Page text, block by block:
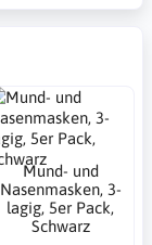
Mund- und
Nasenmasken, 3-
lagig, 5er Pack,
Schwarz